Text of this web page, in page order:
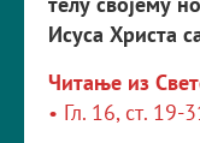
Исуса Христа с
Читање из
• Гл. 16, ст. 19-